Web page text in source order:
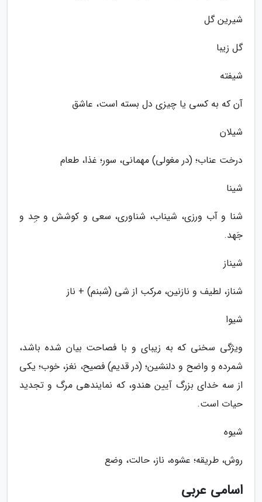
شیرین گل
گل زیبا
شیفته
آن که به کسی یا چیزی دل بسته است، عاشق
شیلان
درخت عناب؛ (در مغولی) مهمانی، سور؛ غذا، طعام
شینا
شنا و آب ورزی، شیناب، شناوری، سعی و کوشش و جِد و
جَهد.
شیناز
شناز، لطیف و نازنین، مرکب از شی (شبنم) + ناز
شیوا
ویژگی سخنی که به زیبای و با فصاحت بیان شده باشد،
شمرده و واضح و دلنشین؛ (در قدیم) فصیح، نغز، خوب؛ یکی
از سه خدای بزرگ آیین هندو، که نمایندهی مرگ و تجدید
حیات است.
شیوه
روش، طریقه؛ عشوه، ناز، حالت، وضع
اسامی عربی